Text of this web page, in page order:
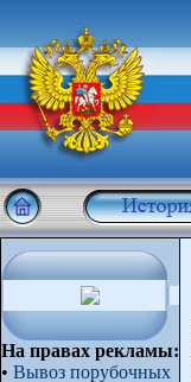
На правах рекламы:
• Вывоз порубочных